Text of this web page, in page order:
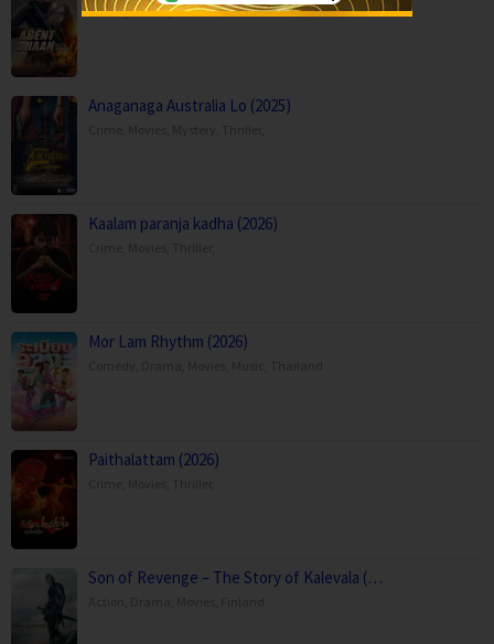
Action,Movies,
Anaganaga Australia Lo (2025)
Kaalam paranja kadha (2026)
Mor Lam Rhythm (2026)
Paithalattam (2026)
Son of Revenge – The Story of Kalevala (…